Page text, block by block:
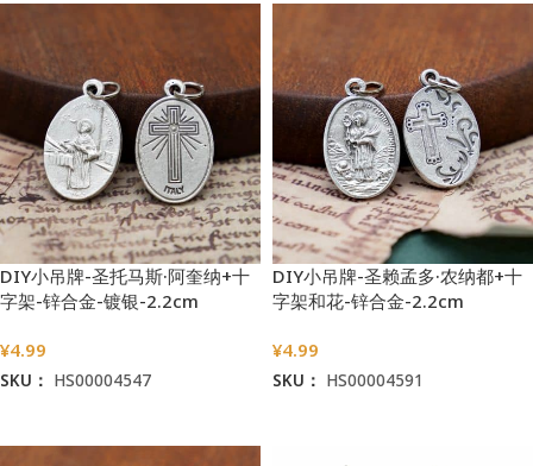
DIY小吊牌-圣托马斯·阿奎纳+十
字架-锌合金-镀银-2.2cm
¥4.99
SKU： HS00004547
DIY小吊牌-圣赖孟多·农纳都+十
字架和花-锌合金-2.2cm
¥4.99
SKU： HS00004591